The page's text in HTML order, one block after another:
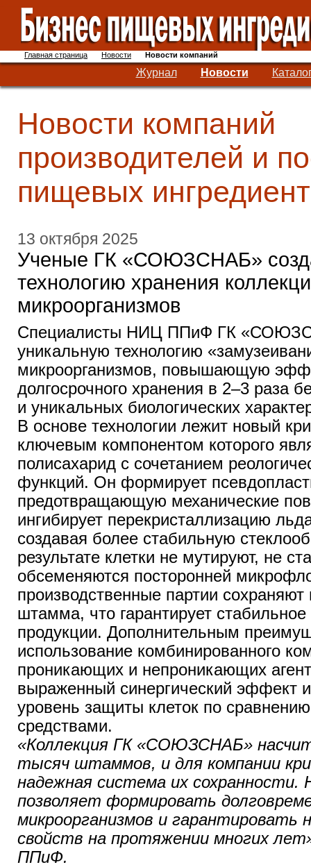
Главная страница Новости Новости компаний
Журнал Новости
Новости компаний
производителей и
пищевых
13 октября 2025
Ученые ГК «СОЮЗСНАБ»
технологию хранения
микроорганизмов
Специалисты НИЦ ППиФ ГК
уникальную технологию
микроорганизмов, повышающую
долгосрочного хранения в 2–3 раза
и уникальных биологических
В основе технологии лежит новый
ключевым компонентом которого
полисахарид с сочетанием
функций. Он формирует
предотвращающую механические
ингибирует перекристаллизацию
создавая более стабильную
результате клетки не мутируют, не
обсеменяются посторонней
производственные партии сохраняют
штамма, что гарантирует стабильное
продукции. Дополнительным
использование комбинированного
проникающих и непроникающих
выраженный синергический эффект
уровень защиты клеток по
средствами.
«Коллекция ГК «СОЮЗСНАБ»
тысяч штаммов, и для компании
надежная система их сохранности.
позволяет формировать
микроорганизмов и гарантировать
свойств на протяжении многих
ППиФ.